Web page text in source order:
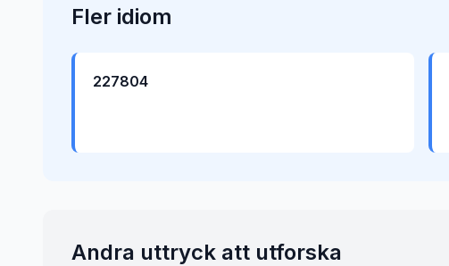
Fler idiom
227804
Andra uttryck att utforska